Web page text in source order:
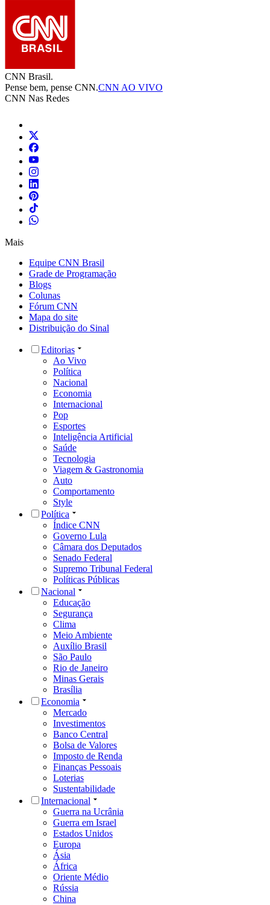
CNN Brasil.
Pense bem, pense CNN.CNN AO VIVO
CNN Nas Redes
Mais
Equipe CNN Brasil
Grade de Programação
Blogs
Colunas
Fórum CNN
Mapa do site
Distribuição do Sinal
Editorias
Ao Vivo
Política
Nacional
Economia
Internacional
Pop
Esportes
Inteligência Artificial
Saúde
Tecnologia
Viagem & Gastronomia
Auto
Comportamento
Style
Política
Índice CNN
Governo Lula
Câmara dos Deputados
Senado Federal
Supremo Tribunal Federal
Políticas Públicas
Nacional
Educação
Segurança
Clima
Meio Ambiente
Auxílio Brasil
São Paulo
Rio de Janeiro
Minas Gerais
Brasília
Economia
Mercado
Investimentos
Banco Central
Bolsa de Valores
Imposto de Renda
Finanças Pessoais
Loterias
Sustentabilidade
Internacional
Guerra na Ucrânia
Guerra em Israel
Estados Unidos
Europa
Ásia
África
Oriente Médio
Rússia
China